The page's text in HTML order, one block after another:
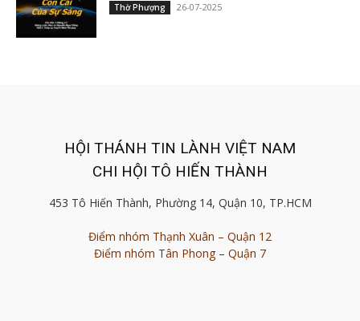
Thờ Phượng 26-07-2025
HỘI THÁNH TIN LÀNH VIỆT NAM
CHI HỘI TÔ HIẾN THÀNH
453 Tô Hiến Thành, Phường 14, Quận 10, TP.HCM
Điểm nhóm Thạnh Xuân – Quận 12
Điểm nhóm Tân Phong – Quận 7